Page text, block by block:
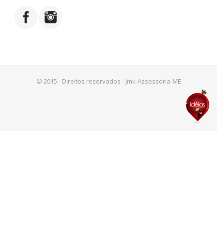
© 2015 - Direitos reservados - Jmk-Assessoria-ME